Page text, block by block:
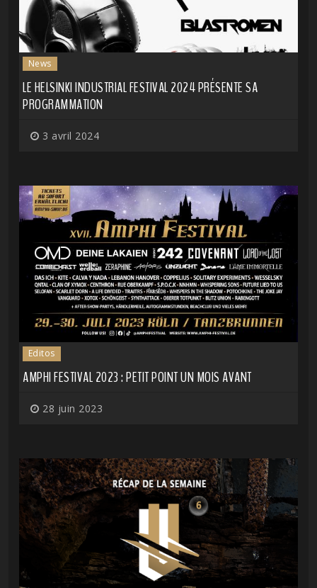
News
LE HELSINKI INDUSTRIAL FESTIVAL 2024 PRÉSENTE SA
PROGRAMMATION
3 avril 2024
Editos
AMPHI FESTIVAL 2023 : PETIT POINT UN MOIS AVANT
28 juin 2023